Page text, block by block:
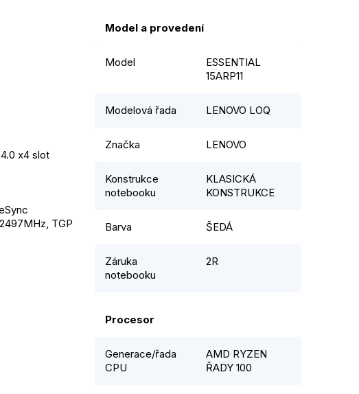
x4 slot
TGP
Model a provedení
Model
ESSENTIAL
15ARP11
Modelová řada LENOVO LOQ
Značka LENOVO
Konstrukce
notebooku
KLASICKÁ
KONSTRUKCE
Barva ŠEDÁ
Záruka
notebooku
2R
Procesor
Generace/řada
CPU
AMD RYZEN
ŘADY 100